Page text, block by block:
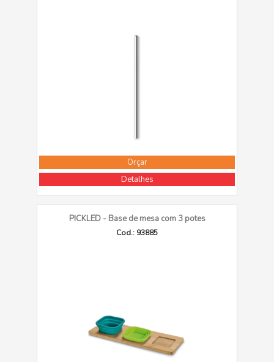
Orçar
Detalhes
PICKLED - Base de mesa com 3 potes
Cod.: 93885